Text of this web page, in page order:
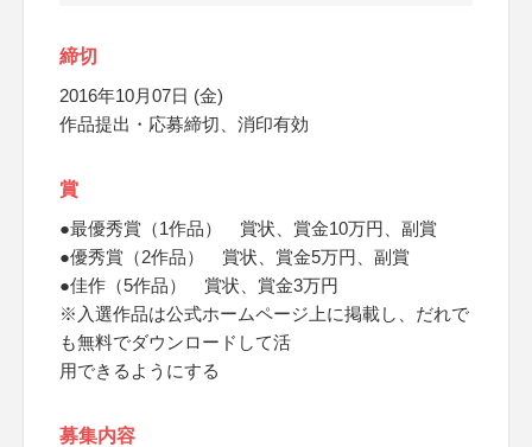
締切
2016年10月07日 (金)
作品提出・応募締切、消印有効
賞
●最優秀賞（1作品） 賞状、賞金10万円、副賞
●優秀賞（2作品） 賞状、賞金5万円、副賞
●佳作（5作品） 賞状、賞金3万円
※入選作品は公式ホームページ上に掲載し、だれで
も無料でダウンロードして活
用できるようにする
募集内容